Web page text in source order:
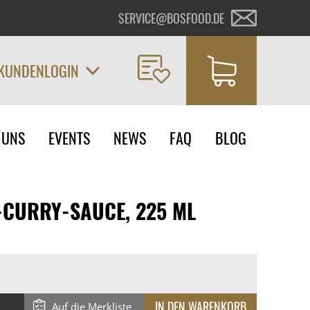
SERVICE@BOSFOOD.DE
EVENTS NEWS FAQ BLOG
SAUCE, 225 ML
Auf die Merkliste